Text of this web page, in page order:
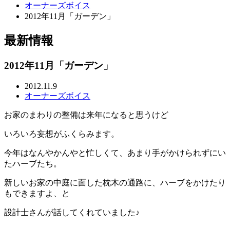
オーナーズボイス
2012年11月「ガーデン」
最新情報
2012年11月「ガーデン」
2012.11.9
オーナーズボイス
お家のまわりの整備は来年になると思うけど
いろいろ妄想がふくらみます。
今年はなんやかんやと忙しくて、あまり手がかけられずにい
たハーブたち。
新しいお家の中庭に面した枕木の通路に、ハーブをかけたり
もできますよ、と
設計士さんが話してくれていました♪